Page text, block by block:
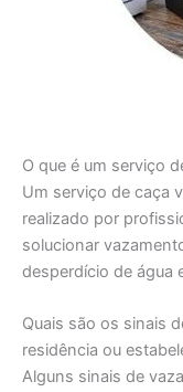
O que é um serviço
Um serviço de caça
realizado por
solucionar
desperdício de água
Quais são os sinais
residência ou
Alguns sinais de